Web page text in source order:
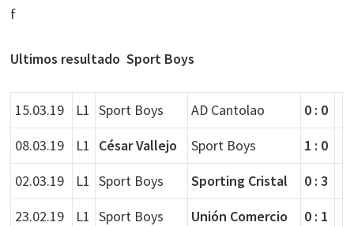
f
Ultimos resultado Sport Boys
15.03.19 L1 Sport Boys AD Cantolao
0 : 0
08.03.19
L1 César Vallejo Sport Boys
1 : 0
02.03.19
L1 Sport Boys Sporting Cristal
0 : 3
23.02.19
L1 Sport Boys Unión Comercio
0 : 1